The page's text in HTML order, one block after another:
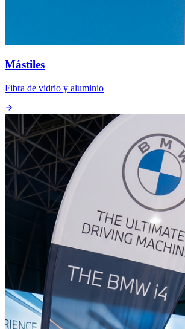
Mástiles
Fibra de vidrio y aluminio